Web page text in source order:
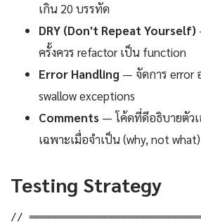
เกิน 20 บรรทัด
DRY (Don't Repeat Yourself)
ครั้งควร refactor เป็น function
Error Handling — จัดการ error
swallow exceptions
Comments — โค้ดที่ดีอธิบายตัวเ
เฉพาะเมื่อจำเป็น (why, not what)
Testing Strategy
//